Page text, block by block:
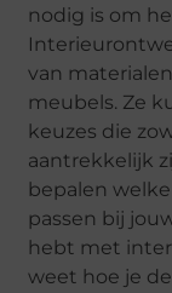
nodig is om
van
meubels. Ze
keuzes die
aantrekkelijk
bepalen
passen bij
hebt met
weet hoe je